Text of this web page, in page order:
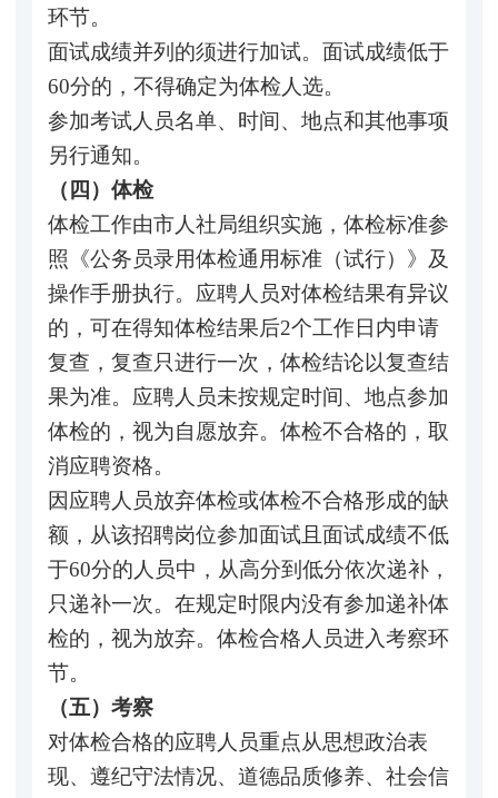
环节。
面试成绩并列的须进行加试。面试成绩低于
60分的，不得确定为体检人选。
参加考试人员名单、时间、地点和其他事项
另行通知。
（四）体检
体检工作由市人社局组织实施，体检标准参
照《公务员录用体检通用标准（试行）》及
操作手册执行。应聘人员对体检结果有异议
的，可在得知体检结果后2个工作日内申请
复查，复查只进行一次，体检结论以复查结
果为准。应聘人员未按规定时间、地点参加
体检的，视为自愿放弃。体检不合格的，取
消应聘资格。
因应聘人员放弃体检或体检不合格形成的缺
额，从该招聘岗位参加面试且面试成绩不低
于60分的人员中，从高分到低分依次递补，
只递补一次。在规定时限内没有参加递补体
检的，视为放弃。体检合格人员进入考察环
节。
（五）考察
对体检合格的应聘人员重点从思想政治表
现、遵纪守法情况、道德品质修养、社会信